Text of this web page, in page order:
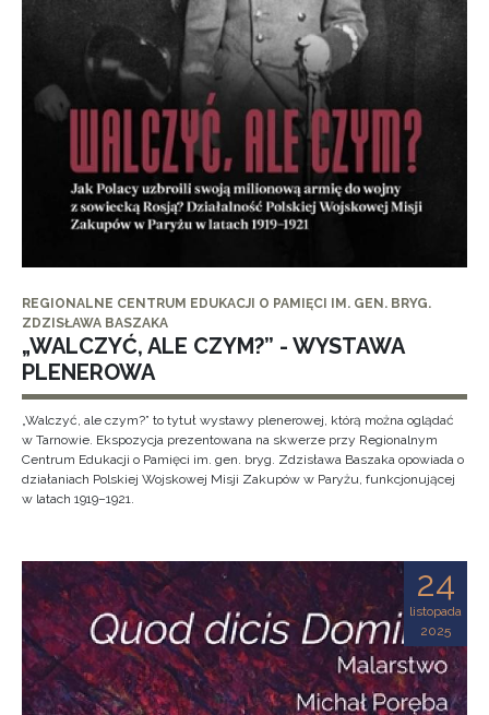
REGIONALNE CENTRUM EDUKACJI O PAMIĘCI IM. GEN. BRYG.
ZDZISŁAWA BASZAKA
„WALCZYĆ, ALE CZYM?” - WYSTAWA
PLENEROWA
„Walczyć, ale czym?” to tytuł wystawy plenerowej, którą można oglądać
w Tarnowie. Ekspozycja prezentowana na skwerze przy Regionalnym
Centrum Edukacji o Pamięci im. gen. bryg. Zdzisława Baszaka opowiada o
działaniach Polskiej Wojskowej Misji Zakupów w Paryżu, funkcjonującej
w latach 1919–1921.
24
listopada
2025